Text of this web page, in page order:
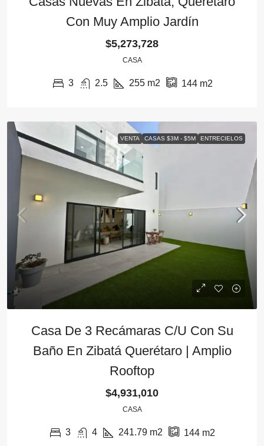
Con Muy Amplio Jardín
$5,273,728
CASA
3 2.5 255 m2 144m2
VENTA CASAS $3M - $5M ENTRECIELOS
Casa De 3 Recámaras C/u Con Su
Baño En Zibatá Querétaro | Amplio
Rooftop
$4,931,010
CASA
3 4 241.79 m2 144 m2